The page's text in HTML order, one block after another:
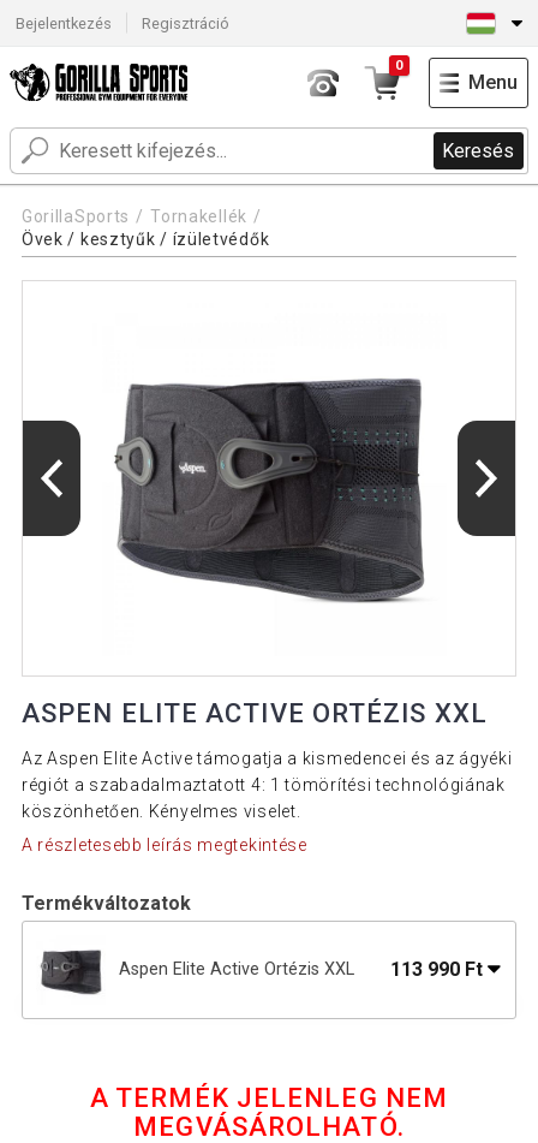
Bejelentkezés Regisztráció
Keresés
0
Menu
GorillaSports
Tornakellék
Övek / kesztyűk / ízületvédők
ASPEN ELITE ACTIVE ORTÉZIS XXL
Az Aspen Elite Active támogatja a kismedencei és az ágyéki
régiót a szabadalmaztatott 4: 1 tömörítési technológiának
köszönhetően. Kényelmes viselet.
A részletesebb leírás megtekintése
Termékváltozatok
Aspen Elite Active Ortézis XXL 113 990 Ft
A TERMÉK JELENLEG NEM
MEGVÁSÁROLHATÓ.